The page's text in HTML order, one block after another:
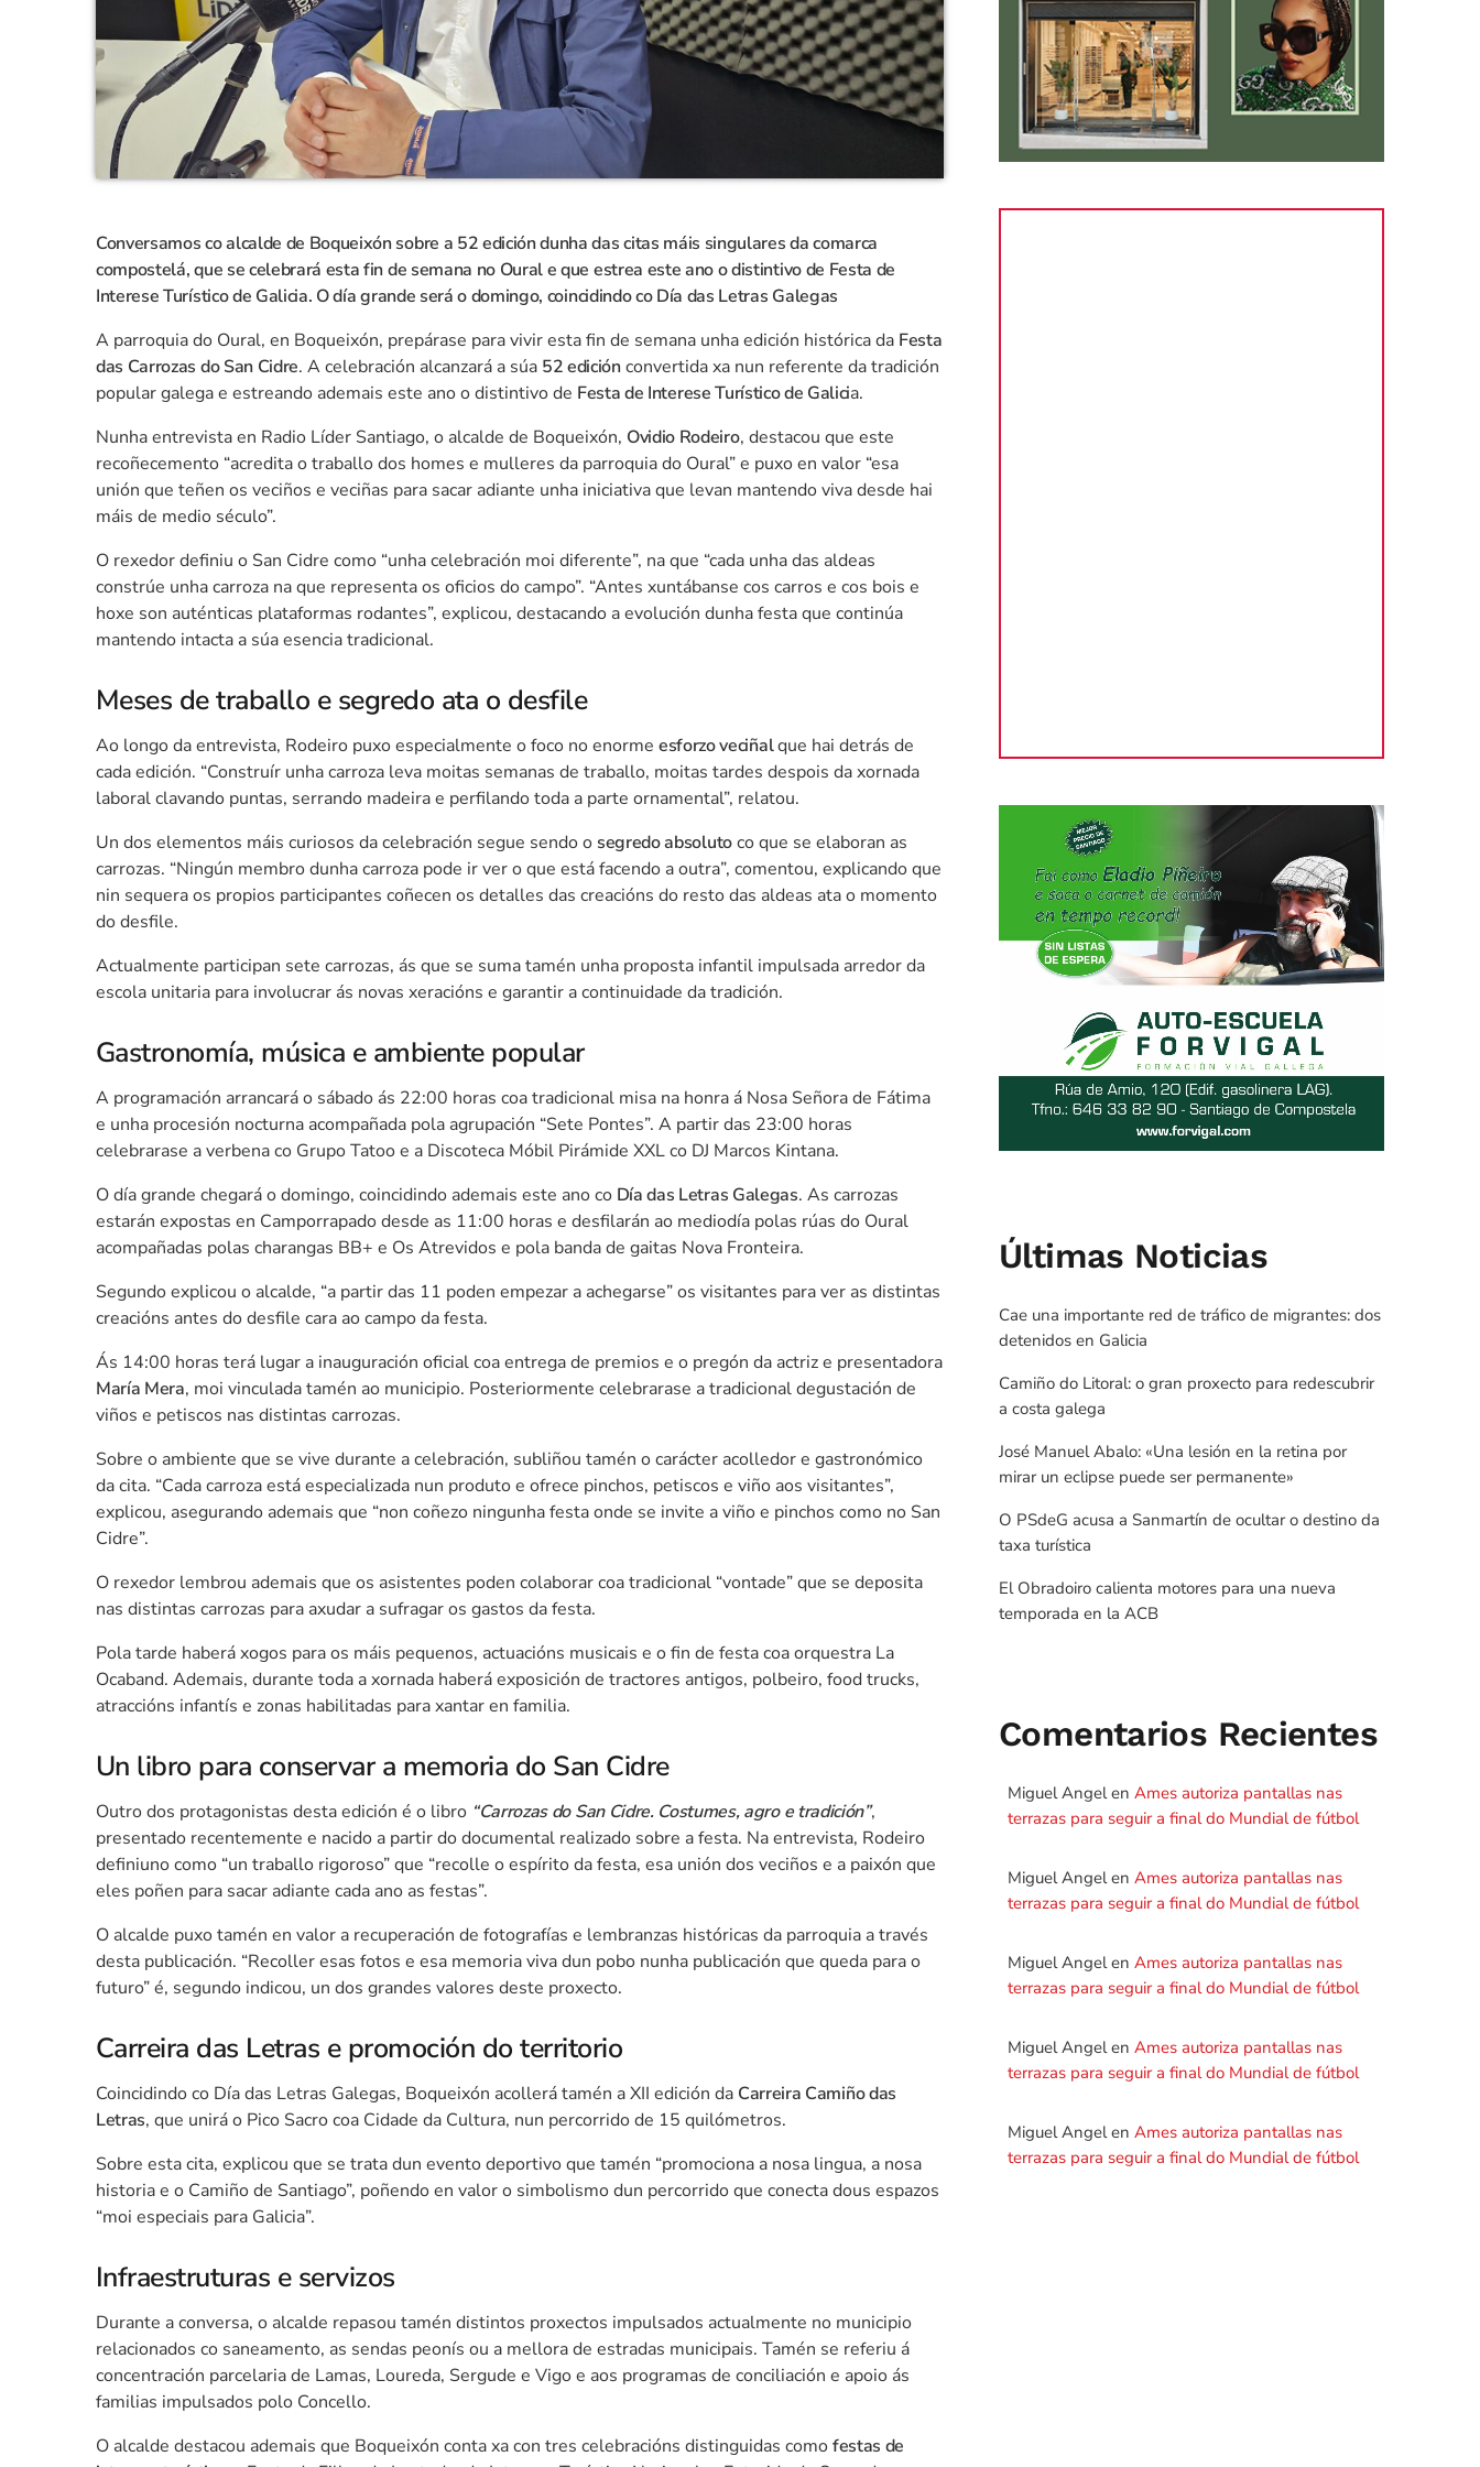
Conversamos co alcalde de Boqueixónsobre a 52 edición dunha das citas máis singulares da comarca
compostelá, que se celebrará esta fin de semana no Oural e que estrea este ano o distintivo de Festa de
Interese Turístico de Galicia. O día grande será o domingo, coincidindo co Día das Letras Galegas
A parroquia do Oural, en Boqueixón, prepárase para vivir esta fin de semana unha edición histórica da Festa
das Carrozas do San Cidre. A celebración alcanzará a súa 52 ediciónconvertida xa nun referente da tradición
popular galega e estreando ademais este ano o distintivo de Festa de Interese Turístico de Galicia.
Nunha entrevista en Radio Líder Santiago, o alcalde de Boqueixón, Ovidio Rodeiro, destacou que este
recoñecemento “acredita o traballo dos homes e mulleres da parroquia do Oural” e puxo en valor “esa
unión que teñen os veciños e veciñas para sacar adiante unha iniciativa que levan mantendo viva desde hai
máis de medio século”.
O rexedor definiu o San Cidre como “unha celebración moi diferente”, na que “cada unha das aldeas
constrúe unha carroza na que representa os oficios do campo”. “Antes xuntábanse cos carros e cos bois e
hoxe son auténticas plataformas rodantes”, explicou, destacando a evolución dunha festa que continúa
mantendo intacta a súa esencia tradicional.
Meses de traballo e segredo ata o desfile
Ao longo da entrevista, Rodeiro puxo especialmente o foco no enorme esforzo veciñalque hai detrás de
cada edición. “Construír unha carroza leva moitas semanas de traballo, moitas tardes despois da xornada
laboral clavando puntas, serrando madeira e perfilando toda a parte ornamental”, relatou.
Un dos elementos máis curiosos da celebración segue sendo o segredo absolutoco que se elaboran as
carrozas. “Ningún membro dunha carroza pode ir ver o que está facendo a outra”, comentou, explicando que
nin sequera os propios participantes coñecen os detalles das creacións do resto das aldeas ata o momento
do desfile.
Actualmente participan sete carrozas, ás que se suma tamén unha proposta infantil impulsada arredor da
escola unitaria para involucrar ás novas xeracións e garantir a continuidade da tradición.
Gastronomía, música e ambiente popular
A programación arrancará o sábado ás 22:00 horas coa tradicional misa na honra á Nosa Señora de Fátima
e unha procesión nocturna acompañada pola agrupación “Sete Pontes”. A partir das 23:00 horas
celebrarase a verbena co Grupo Tatoo e a Discoteca Móbil Pirámide XXL co DJ Marcos Kintana.
O día grande chegará o domingo, coincidindo ademais este ano co Día das Letras Galegas. As carrozas
estarán expostas en Camporrapado desde as 11:00 horas e desfilarán ao mediodía polas rúas do Oural
acompañadas polas charangas BB+ e Os Atrevidos e pola banda de gaitas Nova Fronteira.
Segundo explicou o alcalde, “a partir das 11 poden empezar a achegarse” os visitantes para ver as distintas
creacións antes do desfile cara ao campo da festa.
Ás 14:00 horas terá lugar a inauguración oficial coa entrega de premios e o pregón da actriz e presentadora
María Mera, moi vinculada tamén ao municipio. Posteriormente celebrarase a tradicional degustación de
viños e petiscos nas distintas carrozas.
Sobre o ambiente que se vive durante a celebración, subliñou tamén o carácter acolledor e gastronómico
da cita. “Cada carroza está especializada nun produto e ofrece pinchos, petiscos e viño aos visitantes”,
explicou, asegurando ademais que “non coñezo ningunha festa onde se invite a viño e pinchos como no San
Cidre”.
O rexedor lembrou ademais que os asistentes poden colaborar coa tradicional “vontade” que se deposita
nas distintas carrozas para axudar a sufragar os gastos da festa.
Pola tarde haberá xogos para os máis pequenos, actuacións musicais e o fin de festa coa orquestra La
Ocaband. Ademais, durante toda a xornada haberá exposición de tractores antigos, polbeiro, food trucks,
atraccións infantís e zonas habilitadas para xantar en familia.
Un libro para conservar a memoria do San Cidre
Outro dos protagonistas desta edición é o libro “Carrozas do San Cidre. Costumes, agro e tradición”,
presentado recentemente e nacido a partir do documental realizado sobre a festa. Na entrevista, Rodeiro
definiuno como “un traballo rigoroso” que “recolle o espírito da festa, esa unión dos veciños e a paixón que
eles poñen para sacar adiante cada ano as festas”.
O alcalde puxo tamén en valor a recuperación de fotografías e lembranzas históricas da parroquia a través
desta publicación. “Recoller esas fotos e esa memoria viva dun pobo nunha publicación que queda para o
futuro” é, segundo indicou, un dos grandes valores deste proxecto.
Carreira das Letras e promoción do territorio
Coincidindo co Día das Letras Galegas, Boqueixón acollerá tamén a XII edición da Carreira Camiño das
Letras, que unirá o Pico Sacro coa Cidade da Cultura, nun percorrido de 15 quilómetros.
Sobre esta cita, explicou que se trata dun evento deportivo que tamén “promociona a nosa lingua, a nosa
historia e o Camiño de Santiago”, poñendo en valor o simbolismo dun percorrido que conecta dous espazos
“moi especiais para Galicia”.
Infraestruturas e servizos
Durante a conversa, o alcalde repasou tamén distintos proxectos impulsados actualmente no municipio
relacionados co saneamento, as sendas peonís ou a mellora de estradas municipais. Tamén se referiu á
concentración parcelaria de Lamas, Loureda, Sergude e Vigo e aos programas de conciliación e apoio ás
familias impulsados polo Concello.
O alcalde destacou ademais que Boqueixón conta xa con tres celebracións distinguidas comofestas de
Últimas Noticias
Cae una importante red de tráfico de migrantes: dos
detenidos en Galicia
Camiño do Litoral: o gran proxecto para redescubrir
a costa galega
José Manuel Abalo: «Una lesión en la retina por
mirar un eclipse puede ser permanente»
O PSdeG acusa a Sanmartín de ocultar o destino da
taxa turística
El Obradoiro calienta motores para una nueva
temporada en la ACB
Comentarios Recientes
Miguel Angelen Ames autoriza pantallas nas
terrazas para seguir a final do Mundial de fútbol
Miguel Angelen Ames autoriza pantallas nas
terrazas para seguir a final do Mundial de fútbol
Miguel Angelen Ames autoriza pantallas nas
terrazas para seguir a final do Mundial de fútbol
Miguel Angelen Ames autoriza pantallas nas
terrazas para seguir a final do Mundial de fútbol
Miguel Angelen Ames autoriza pantallas nas
terrazas para seguir a final do Mundial de fútbol